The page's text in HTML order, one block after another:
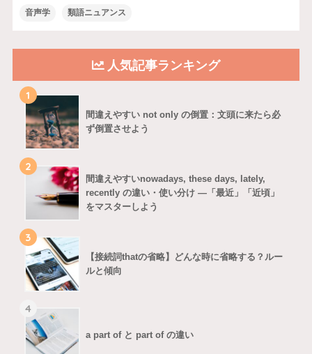
音声学 類語ニュアンス
人気記事ランキング
1
間違えやすい not only の倒置：文頭に来たら必
ず倒置させよう
2
間違えやすいnowadays, these days, lately,
recently の違い・使い分け ―「最近」「近頃」
をマスターしよう
3
【接続詞thatの省略】どんな時に省略する？ルー
ルと傾向
4
a part of と part of の違い